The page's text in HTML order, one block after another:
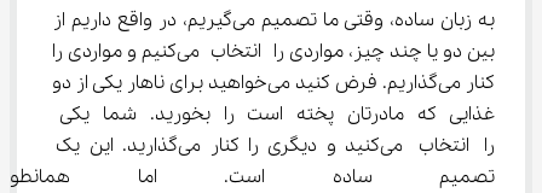
به زبان ساده، وقتی ما تصمیم می‌گیریم، در واقع داریم از
بین دو یا چند چیز، مواردی را انتخاب می‌کنیم و مواردی را
کنار می‌گذاریم. فرض کنید می‌خواهید برای ناهار یکی از دو
غذایی که مادرتان پخته است را بخورید. شما یکی
را انتخاب می‌کنید و دیگری را کنار می‌گذارید. این یک
تصمیم ساده است. اما